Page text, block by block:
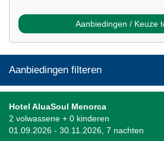
Aanbiedingen / Keuze
Aanbiedingen filteren
Hotel AluaSoul Menorca
2 volwassene + 0 kinderen
01.09.2026 - 30.11.2026, 7 nachten